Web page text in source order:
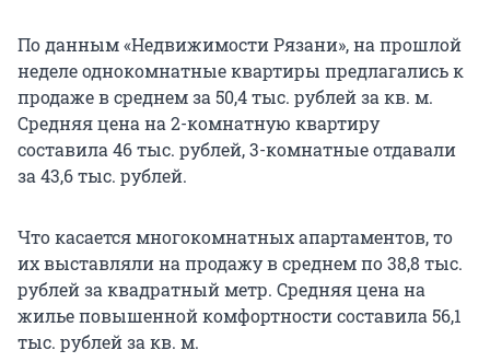
По данным «Недвижимости Рязани», на прошлой
неделе однокомнатные квартиры предлагались к
продаже в среднем за 50,4 тыс. рублей за кв. м.
Средняя цена на 2-комнатную квартиру
составила 46 тыс. рублей, 3-комнатные отдавали
за 43,6 тыс. рублей.
Что касается многокомнатных апартаментов, то
их выставляли на продажу в среднем по 38,8 тыс.
рублей за квадратный метр. Средняя цена на
жилье повышенной комфортности составила 56,1
тыс. рублей за кв. м.